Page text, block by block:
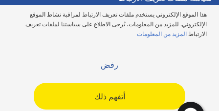
هذا الموقع الإلكتروني يستخدم ملفات تعريف الارتباط لمراقبة نشاط الموقع
الإلكتروني. للمزيد من المعلومات، يُرجى الاطلاع على سياستنا لملفات تعريف
الارتباطالمزيد من المعلومات
رفض
أتفهم ذلك
سياسة الخصوصية
مدونة الأخلاق